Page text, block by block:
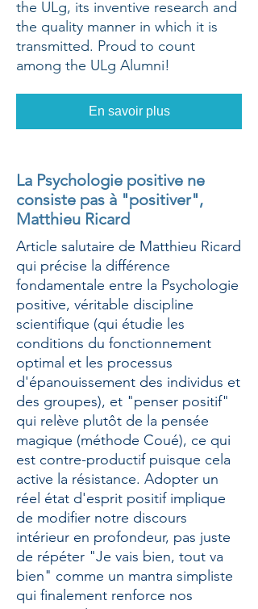
the ULg, its inventive research and
the quality manner in which it is
transmitted. Proud to count
among the ULg Alumni!
En savoir plus
La Psychologie positive ne
consiste pas à "positiver",
Matthieu Ricard
Article salutaire de Matthieu Ricard
qui précise la différence
fondamentale entre la Psychologie
positive, véritable discipline
scientifique (qui étudie les
conditions du fonctionnement
optimal et les processus
d'épanouissement des individus et
des groupes), et "penser positif"
qui relève plutôt de la pensée
magique (méthode Coué), ce qui
est contre-productif puisque cela
active la résistance. Adopter un
réel état d'esprit positif implique
de modifier notre discours
intérieur en profondeur, pas juste
de répéter "Je vais bien, tout va
bien" comme un mantra simpliste
qui finalement renforce nos